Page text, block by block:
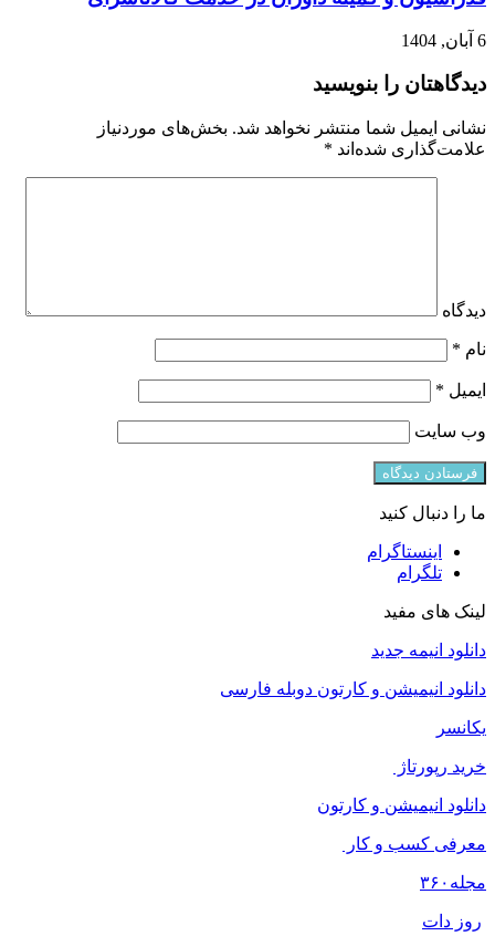
6 آبان, 1404
دیدگاهتان را بنویسید
نشانی ایمیل شما منتشر نخواهد شد. بخش‌های موردنیاز
علامت‌گذاری شده‌اند *
دیدگاه
نام *
ایمیل *
وب‌ سایت
ما را دنبال کنید
اینستاگرام
تلگرام
لینک های مفید
دانلود انیمه جدید
دانلود انیمیشن و کارتون دوبله فارسی
یکانسر
خرید رپورتاژ
دانلود انیمیشن و کارتون
معرفی کسب و کار
مجله ۳۶۰
روز دات